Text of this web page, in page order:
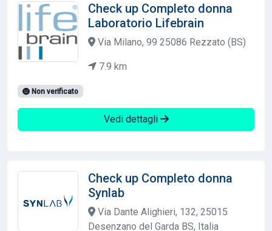
Check up Completo donna
Laboratorio Lifebrain
Via Milano, 99 25086 Rezzato (BS)
7.9 km
Non verificato
Vedi dettagli
Check up Completo donna
Synlab
Via Dante Alighieri, 132, 25015
Desenzano del Garda BS, Italia